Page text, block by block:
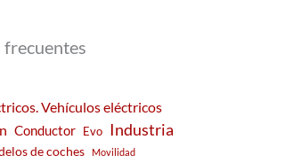
Vehículos eléctricos
Conductor Evo Industria
de coches Movilidad